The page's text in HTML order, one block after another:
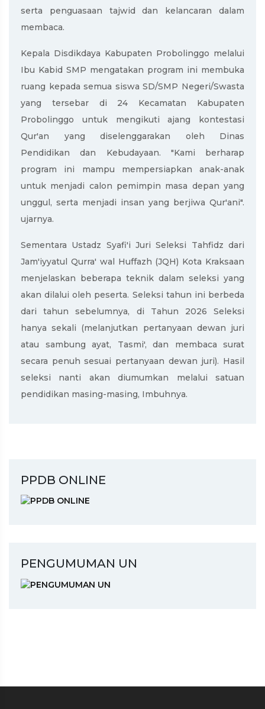
serta penguasaan tajwid dan kelancaran dalam
membaca.
Kepala Disdikdaya Kabupaten Probolinggo melalui
Ibu Kabid SMP mengatakan program ini membuka
ruang kepada semua siswa SD/SMP Negeri/Swasta
yang tersebar di 24 Kecamatan Kabupaten
Probolinggo untuk mengikuti ajang kontestasi
Qur'an yang diselenggarakan oleh Dinas
Pendidikan dan Kebudayaan. "Kami berharap
program ini mampu mempersiapkan anak-anak
untuk menjadi calon pemimpin masa depan yang
unggul, serta menjadi insan yang berjiwa Qur'ani".
ujarnya.
Sementara Ustadz Syafi'i Juri Seleksi Tahfidz dari
Jam'iyyatul Qurra' wal Huffazh (JQH) Kota Kraksaan
menjelaskan beberapa teknik dalam seleksi yang
akan dilalui oleh peserta. Seleksi tahun ini berbeda
dari tahun sebelumnya, di Tahun 2026 Seleksi
hanya sekali (melanjutkan pertanyaan dewan juri
atau sambung ayat, Tasmi', dan membaca surat
secara penuh sesuai pertanyaan dewan juri). Hasil
seleksi nanti akan diumumkan melalui satuan
pendidikan masing-masing, Imbuhnya.
PPDB ONLINE
PENGUMUMAN UN